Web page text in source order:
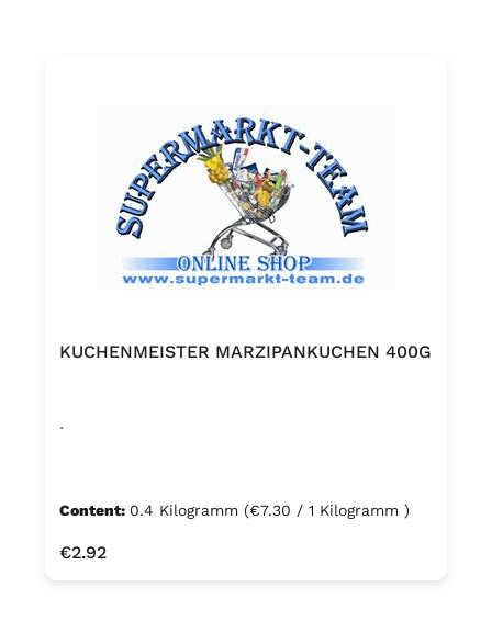
KUCHENMEISTER MARZIPANKUCHEN 400G
.
Content: 0.4 Kilogramm (€7.30 / 1 Kilogramm )
Regular price:
€2.92